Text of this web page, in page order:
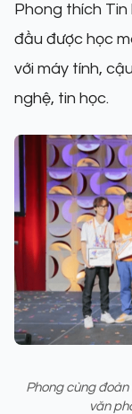
Phong thích
đầu được học
với máy tính,
nghệ, tin học.
Phong cùng đoàn
văn